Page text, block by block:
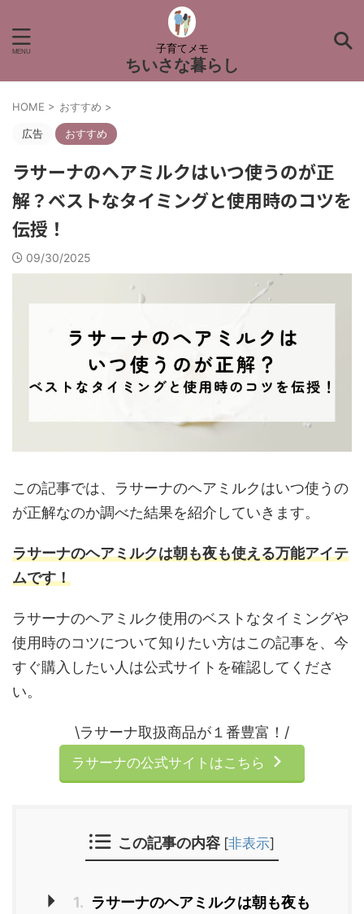
子育てメモ
ちいさな暮らし
HOME > おすすめ >
広告 おすすめ
ラサーナのヘアミルクはいつ使うのが正
解？ベストなタイミングと使用時のコツを
伝授！
09/30/2025
この記事では、ラサーナのヘアミルクはいつ使うの
が正解なのか調べた結果を紹介していきます。
ラサーナのヘアミルクは朝も夜も使える万能アイテ
ムです！
ラサーナのヘアミルク使用のベストなタイミングや
使用時のコツについて知りたい方はこの記事を、今
すぐ購入したい人は公式サイトを確認してくださ
い。
\ラサーナ取扱商品が１番豊富！/
ラサーナの公式サイトはこちら
この記事の内容 [非表示]
1. ラサーナのヘアミルクは朝も夜も